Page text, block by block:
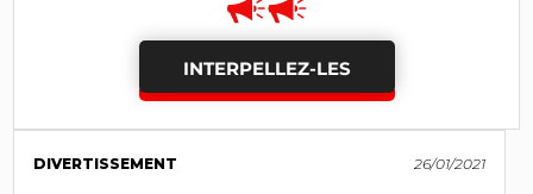
INTERPELLEZ-LES
DIVERTISSEMENT 26/01/2021